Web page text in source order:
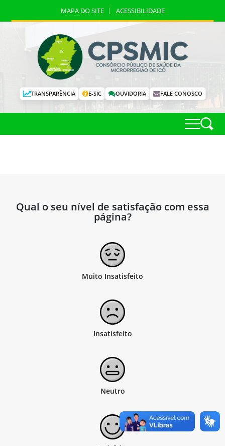
MAPA DO SITE ACESSIBILIDADE
TRANSPARÊNCIA E-SIC OUVIDORIA FALE CONOSCO
Qual o seu nível de satisfação com essa
página?